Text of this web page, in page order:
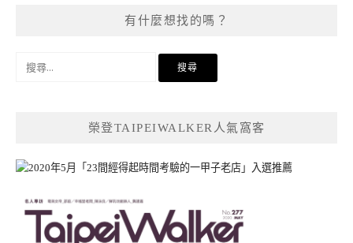
有什麼想找的嗎？
榮登TAIPEIWALKER人氣窩客